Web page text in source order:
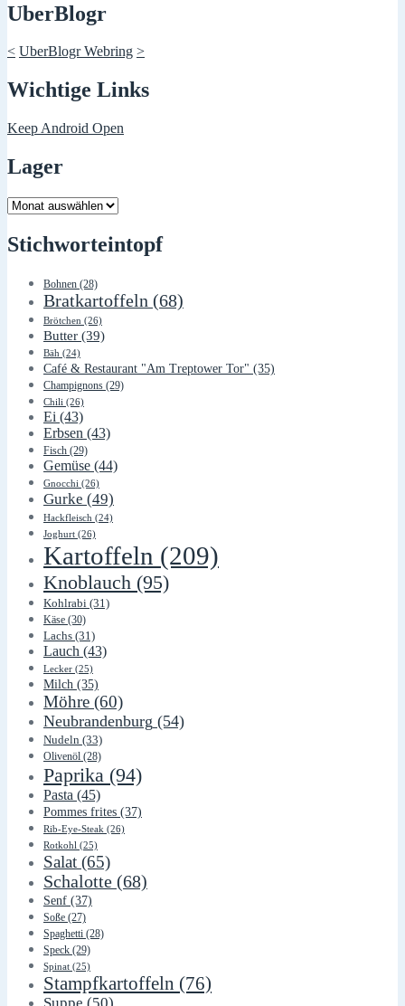
UberBlogr
< UberBlogr Webring >
Wichtige Links
Keep Android Open
Lager
Lager
Stichworteintopf
Bohnen (28)
Bratkartoffeln (68)
Brötchen (26)
Butter (39)
Bäh (24)
Café & Restaurant "Am Treptower Tor" (35)
Champignons (29)
Chili (26)
Ei (43)
Erbsen (43)
Fisch (29)
Gemüse (44)
Gnocchi (26)
Gurke (49)
Hackfleisch (24)
Joghurt (26)
Kartoffeln (209)
Knoblauch (95)
Kohlrabi (31)
Käse (30)
Lachs (31)
Lauch (43)
Lecker (25)
Milch (35)
Möhre (60)
Neubrandenburg (54)
Nudeln (33)
Olivenöl (28)
Paprika (94)
Pasta (45)
Pommes frites (37)
Rib-Eye-Steak (26)
Rotkohl (25)
Salat (65)
Schalotte (68)
Senf (37)
Soße (27)
Spaghetti (28)
Speck (29)
Spinat (25)
Stampfkartoffeln (76)